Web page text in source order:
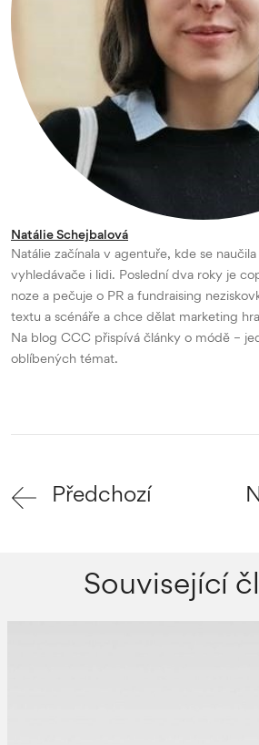
Natálie Schejbalová
Natálie začínala v agentuře, kde se
vyhledávače i lidi. Poslední dva roky je
noze a pečuje o PR a fundraising
textu a scénáře a chce dělat marketing
Na blog CCC přispívá články o módě –
oblíbených témat.
Předchozí
Související